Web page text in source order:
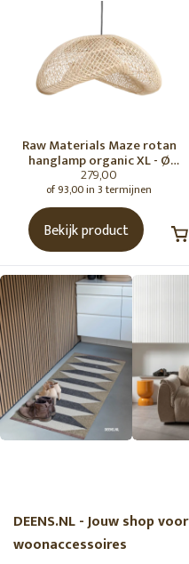
Raw Materials Maze rotan
hanglamp organic XL - Ø
75x31 cm
279,00
of 93,00 in 3 termijnen
Bekijk product
DEENS.NL - Jouw shop
woonaccessoires